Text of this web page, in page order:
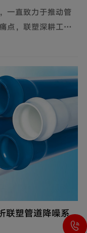
一直致力于推动管
点，联塑深耕工业
制管道腐蚀严重、
而成。
联塑管道降噪系